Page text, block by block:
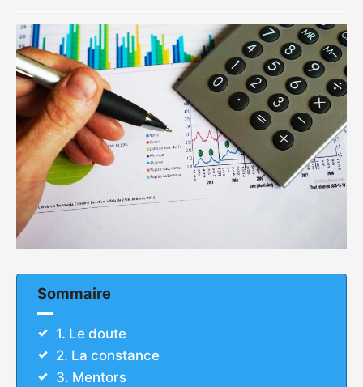
Sommaire
1. Le doute
2. La constance
3. Mentors